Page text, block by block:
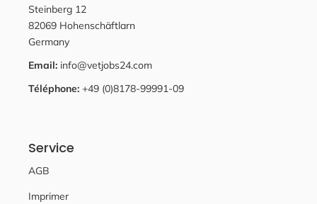
Steinberg 12
82069 Hohenschäftlarn
Germany
Email: info@vetjobs24.com
Téléphone: +49 (0)8178-99991-09
Service
AGB
Imprimer